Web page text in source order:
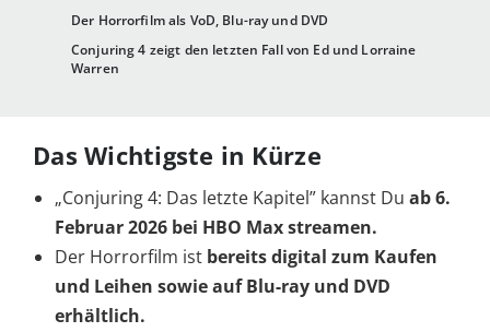
Der Horrorfilm als VoD, Blu-ray und DVD
Conjuring 4 zeigt den letzten Fall von Ed und Lorraine
Warren
Das Wichtigste in Kürze
„Conjuring 4: Das letzte Kapitel” kannst Du ab 6.
Februar 2026 bei HBO Max streamen.
Der Horrorfilm ist bereits digital zum Kaufen
und Leihen sowie auf Blu-ray und DVD
erhältlich.